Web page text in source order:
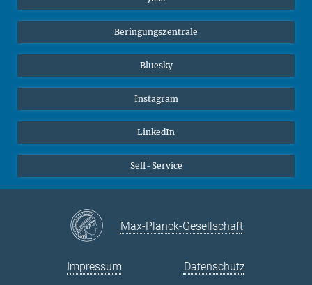
Beringungszentrale
Bluesky
Instagram
LinkedIn
Self-Service
Max-Planck-Gesellschaft
Impressum Datenschutz